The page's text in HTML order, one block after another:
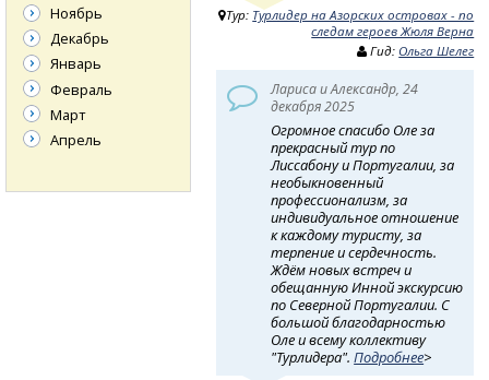
Тур: Турлидер на Азорских островах - по
следам героев Жюля Верна
Гид: Ольга Шелег
Лариса и Александр, 24
декабря 2025
Огромное спасибо Оле за
прекрасный тур по
Лиссабону и Португалии, за
необыкновенный
профессионализм, за
индивидуальное отношение
к каждому туристу, за
терпение и сердечность.
Ждём новых встреч и
обещанную Инной экскурсию
по Северной Португалии. С
большой благодарностью
Оле и всему коллективу
"Турлидера".Подробнее>
Ноябрь
Декабрь
Январь
Февраль
Март
Апрель